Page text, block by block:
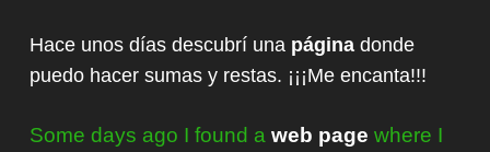
Hace unos días descubrí una página donde
puedo hacer sumas y restas. ¡¡¡Me encanta!!!
Some days ago I found a web page where I